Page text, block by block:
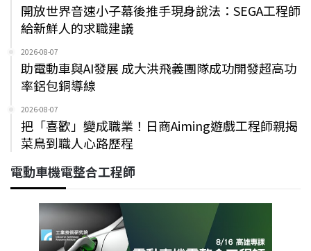
開放世界音速小子幕後推手現身說法：SEGA工程師
給新鮮人的求職建議
2026-08-07
助電動車與AI發展 成大洪飛義團隊成功開發超高功
率鋁包銅導線
2026-08-07
把「喜歡」變成職業！日商Aiming遊戲工程師親揭
菜鳥到職人心路歷程
電動車機電整合工程師